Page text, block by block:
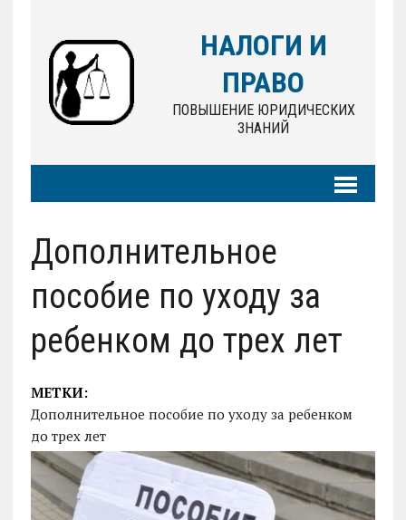
НАЛОГИ И
ПРАВО
ПОВЫШЕНИЕ ЮРИДИЧЕСКИХ
ЗНАНИЙ
Дополнительное
пособие по уходу за
ребенком до трех лет
МЕТКИ:
Дополнительное пособие по уходу за ребенком
до трех лет